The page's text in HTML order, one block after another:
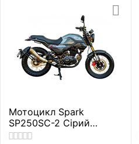
Мотоцикл Spark
SP250SC-2 Сірий
Дорожній